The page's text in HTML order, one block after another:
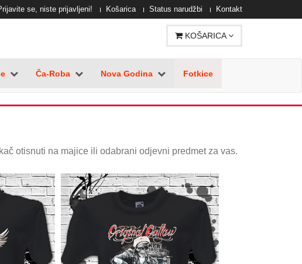
se, niste prijavljeni! Košarica Status narudžbi Kontakt
KOŠARICA
Ča-Roba Nova Godina Fotkice
otisnuti na majice ili odabrani odjevni predmet za vas.